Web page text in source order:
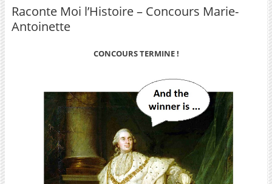
Raconte Moi l’Histoire – Concours Marie-
Antoinette
CONCOURS TERMINE !